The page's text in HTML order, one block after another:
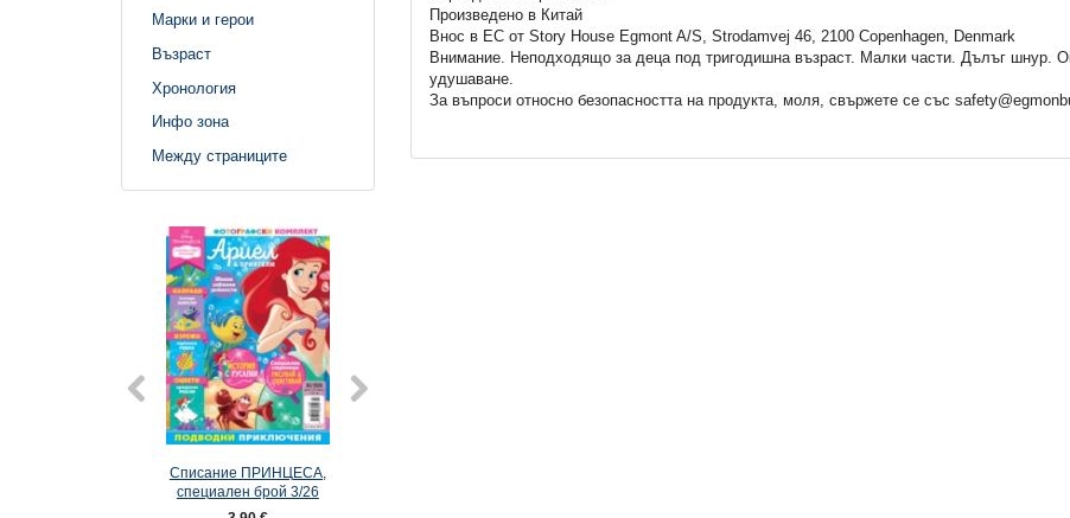
Марки и герои
Възраст
Хронология
Инфо зона
Между страниците
Списание ПРИНЦЕСА,
специален брой 3/26
Произведено в Китай
Внос в ЕС от Story House Egmont A/S, Strodamvej 46, 2100 Copenhagen, Denmark
Внимание. Неподходящo за деца под тригодишна възраст. Малки части. Дълъг шнур.
удушаване.
За въпроси относно безопасността на продукта, моля, свържете се със